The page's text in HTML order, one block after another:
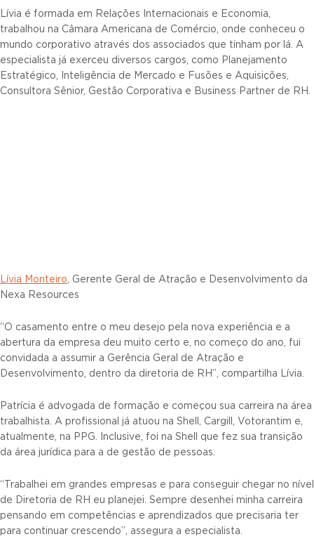
Lívia é formada em Relações Internacionais e Economia,
trabalhou na Câmara Americana de Comércio, onde conheceu o
mundo corporativo através dos associados que tinham por lá. A
especialista já exerceu diversos cargos, como Planejamento
Estratégico, Inteligência de Mercado e Fusões e Aquisições,
Consultora Sênior, Gestão Corporativa e Business Partner de RH.
Lívia Monteiro, Gerente Geral de Atração e Desenvolvimento da
Nexa Resources
“O casamento entre o meu desejo pela nova experiência e a
abertura da empresa deu muito certo e, no começo do ano, fui
convidada a assumir a Gerência Geral de Atração e
Desenvolvimento, dentro da diretoria de RH”, compartilha Lívia.
Patrícia é advogada de formação e começou sua carreira na área
trabalhista. A profissional já atuou na Shell, Cargill, Votorantim e,
atualmente, na PPG. Inclusive, foi na Shell que fez sua transição
da área jurídica para a de gestão de pessoas.
“Trabalhei em grandes empresas e para conseguir chegar no nível
de Diretoria de RH eu planejei. Sempre desenhei minha carreira
pensando em competências e aprendizados que precisaria ter
para continuar crescendo”, assegura a especialista.